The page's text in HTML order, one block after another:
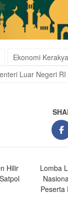
Ekonomi
Luar Negeri
Hilir
Lomba
Peserta